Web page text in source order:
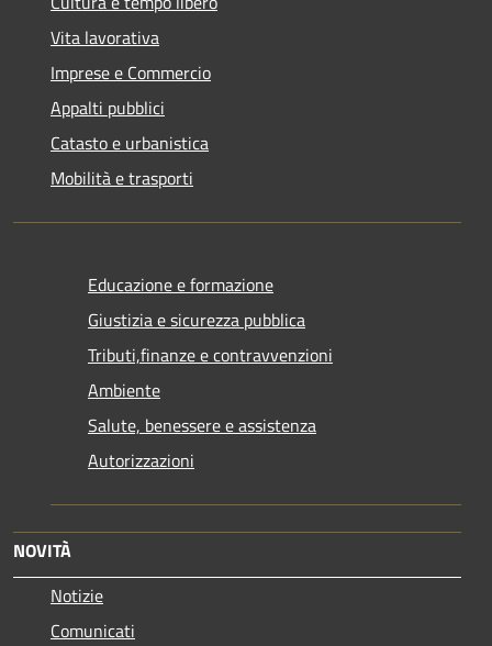
Vita lavorativa
Imprese e Commercio
Appalti pubblici
Catasto e urbanistica
Mobilità e trasporti
Educazione e formazione
Giustizia e sicurezza pubblica
Tributi,finanze e contravvenzioni
Ambiente
Salute, benessere e assistenza
Autorizzazioni
NOVITÀ
Notizie
Comunicati